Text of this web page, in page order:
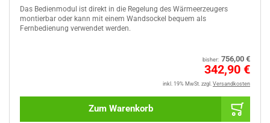
Das Bedienmodul ist direkt in die Regelung des Wärmeerzeugers
montierbar oder kann mit einem Wandsockel bequem als
Fernbedienung verwendet werden.
bisher: 756,00 €
342,90 €
inkl. 19% MwSt. zzgl. Versandkosten
Zum Warenkorb